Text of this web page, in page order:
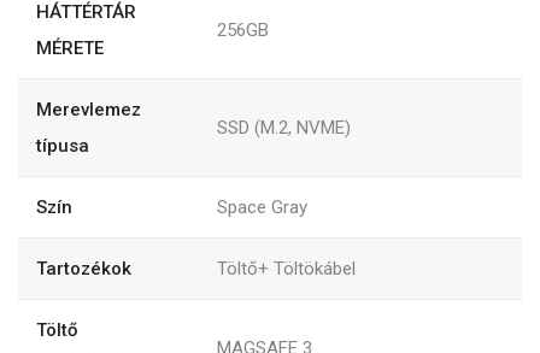
HÁTTÉRTÁR
MÉRETE
256GB
Merevlemez
típusa
SSD (M.2, NVME)
Szín Space Gray
Tartozékok Töltő+ Töltökábel
Töltő